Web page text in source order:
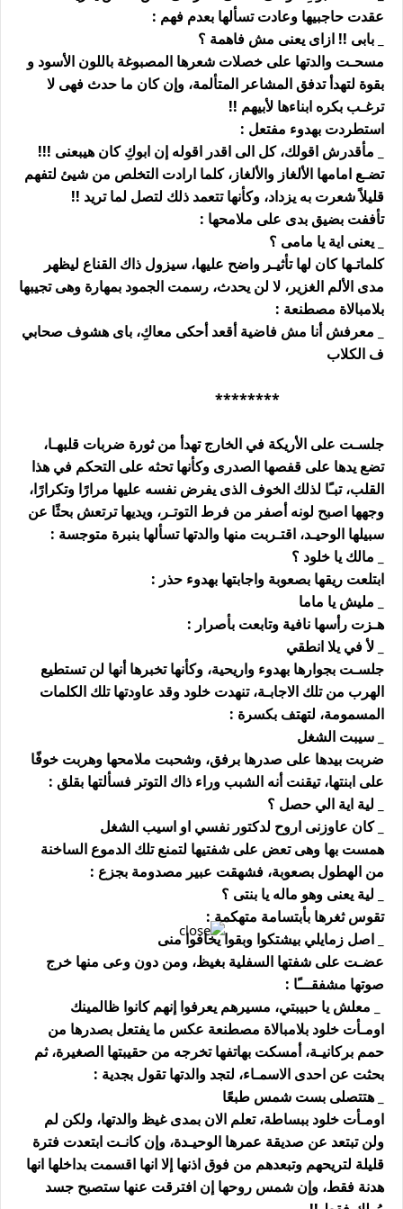
عقدت حاجبيها وعادت تسألها بعدم فهم :
_ بابى !! ازاى يعنى مش فاهمة ؟
مسحـت والدتها على خصلات شعرها المصبوغة باللون الأسود و
بقوة لتهدأ تدفق المشاعر المتألمة، وإن كان ما حدث فهى لا
ترغـب بكره ابناءها لأبيهم !!
استطردت بهدوء مفتعل :
_ مأقدرش اقولك، كل الى اقدر اقوله إن ابوكِ كان هيبعنى !!!
تضـع امامها الألغاز والألغاز، كلما ارادت التخلص من شيئ لتفهم
قليلاً شعرت به يزداد، وكأنها تتعمد ذلك لتصل لما تريد !!
تأففت بضيق بدى على ملامحها :
_ يعنى اية يا مامى ؟
كلماتـها كان لها تأثيـر واضح عليها، سيزول ذاك القناع ليظهر
مدى الألم الغزير، لا لن يحدث، رسمت الجمود بمهارة وهى تجيبها
بلامبالاة مصطنعة :
_ معرفش أنا مش فاضية أقعد أحكى معاكِ، باى هشوف صحابي
ف الكلاب
********
جلسـت على الأريكة في الخارج تهدأ من ثورة ضربات قلبهـا،
تضع يدها على قفصها الصدرى وكأنها تحثه على التحكم في هذا
القلب، تبـًا لذلك الخوف الذى يفرض نفسه عليها مرارًا وتكرارًا،
وجهها اصبح لونه أصفر من فرط التوتـر، ويديها ترتعش بحثًا عن
سبيلها الوحيـد، اقتـربت منها والدتها تسألها بنبرة متوجسة :
_ مالك يا خلود ؟
ابتلعت ريقها بصعوبة واجابتها بهدوء حذر :
_ مليش يا ماما
هـزت رأسها نافية وتابعت بأصرار :
_ لأ في يلا انطقي
جلسـت بجوارها بهدوء واريحية، وكأنها تخبرها أنها لن تستطيع
الهرب من تلك الاجابـة، تنهدت خلود وقد عاودتها تلك الكلمات
المسمومة، لتهتف بكسرة :
_ سيبت الشغل
ضربت بيدها على صدرها برفق، وشحبت ملامحها وهربت خوفًا
على ابنتها، تيقنت أنه الشبب وراء ذاك التوتر فسألتها بقلق :
_ لية اية الي حصل ؟
_ كان عاوزنى اروح لدكتور نفسي او اسيب الشغل
همست بها وهى تعض على شفتيها لتمنع تلك الدموع الساخنة
من الهطول بصعوبة، فشهقت عبير مصدومة بجزع :
_ لية يعنى وهو ماله يا بنتى ؟
تقوس ثغرها بأبتسامة متهكمة :
_ اصل زمايلي بيشتكوا وبقوا يخافوا منى
عضـت على شفتها السفلية بغيظ، ومن دون وعى منها خرج
صوتها مشفقـــًا :
_ معلش يا حبيبتي، مسيرهم يعرفوا إنهم كانوا ظالمينك
اومـأت خلود بلامبالاة مصطنعة عكس ما يفتعل بصدرها من
حمم بركانيـة، أمسكت بهاتفها تخرجه من حقيبتها الصغيرة، ثم
بحثت عن احدى الاسمـاء، لتجد والدتها تقول بجدية :
_ هتتصلى بست شمس طبعًا
اومـأت خلود ببساطة، تعلم الان بمدى غيظ والدتها، ولكن لم
ولن تبتعد عن صديقة عمرها الوحيـدة، وإن كانـت ابتعدت فترة
قليلة لتريحهم وتبعدهم من فوق اذنها إلا انها اقسمت بداخلها انها
هدنة فقط، وإن شمس روحها إن افترقت عنها ستصبح جسد